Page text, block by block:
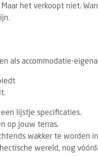
het verkoopt niet.
als accommodatie-
lijstje specificaties.
op jouw terras.
wakker te worden
wereld, nog